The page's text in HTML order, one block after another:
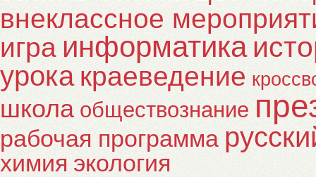
внеклассное
игра информатика
урока краеведение
школа обществознание
рабочая программа
химия экология